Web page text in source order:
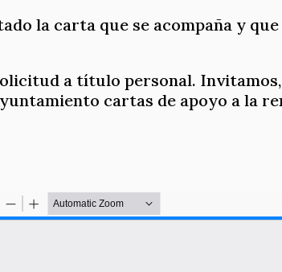
la carta que se acompaña y
a título personal.
cartas de apoyo a la